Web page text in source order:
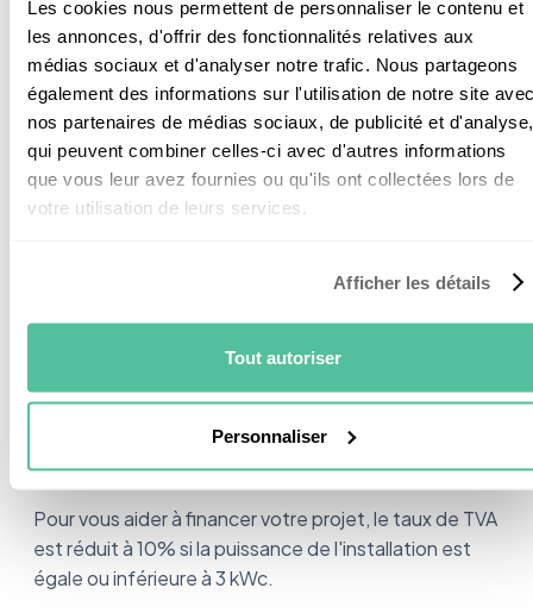
Les cookies nous permettent de personnaliser le contenu et
les annonces, d'offrir des fonctionnalités relatives aux
médias sociaux et d'analyser notre trafic. Nous partageons
également des informations sur l'utilisation de notre site
nos partenaires de médias sociaux, de publicité et d'analyse,
qui peuvent combiner celles-ci avec d'autres informations
que vous leur avez fournies ou qu'ils ont collectées lors de
votre utilisation de leurs services.
Afficher les détails
Tout autoriser
Personnaliser
Quel est le coût d'une
installation de panneaux
Si le coût moyen d'une installation de panneaux
solaires varie notamment selon le nombre de
toiture ou encore la complexité du chantier, il faut
compter minimum 2 500 euros / kWc (kilowatt-
crête).
Pour vous aider à financer votre projet, le taux de TVA
est réduit à 10% si la puissance de l'installation est
égale ou inférieure à 3 kWc.